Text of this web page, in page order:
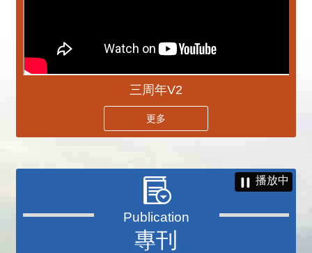
三周年V2
更多
專刊
播放中